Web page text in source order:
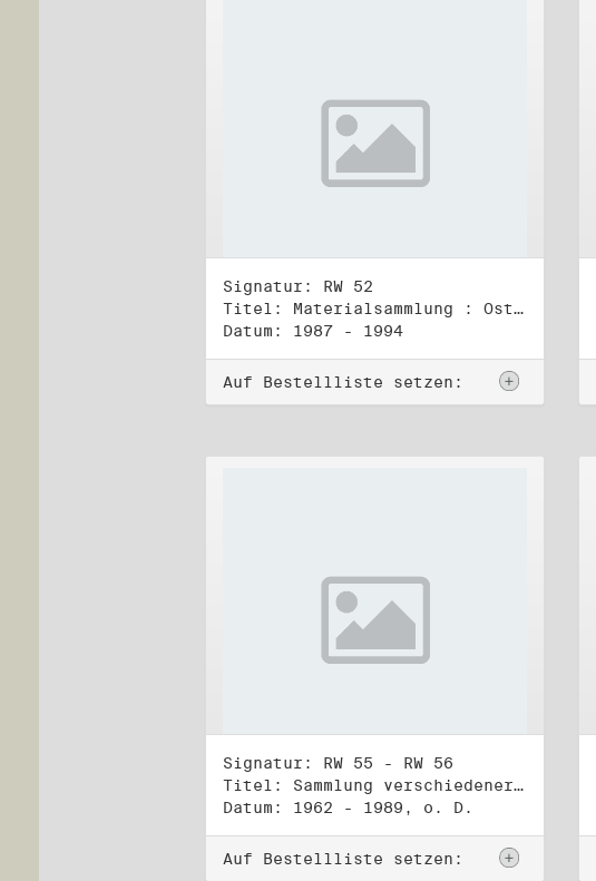
Signatur: RW 52
Titel: Materialsammlung : Osteuropa (1)
Datum: 1987 - 1994
Auf Bestellliste setzen:
Signatur: RW 55 - RW 56
Titel: Sammlung verschiedener Texte, Reden, Aphorismen, Gedichte, Liedtexte (1) - (2)
Datum: 1962 - 1989, o. D.
Auf Bestellliste setzen: